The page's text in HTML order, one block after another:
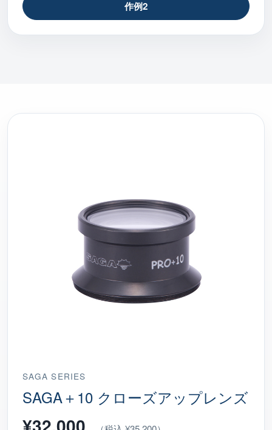
作例2
SAGA SERIES
SAGA＋10 クローズアップレンズ